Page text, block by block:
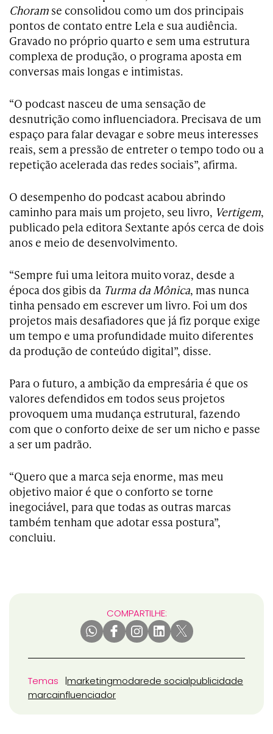
Choram se consolidou como um dos principais
pontos de contato entre Lela e sua audiência.
Gravado no próprio quarto e sem uma estrutura
complexa de produção, o programa aposta em
conversas mais longas e intimistas.
“O podcast nasceu de uma sensação de
desnutrição como influenciadora. Precisava de um
espaço para falar devagar e sobre meus interesses
reais, sem a pressão de entreter o tempo todo ou a
repetição acelerada das redes sociais”, afirma.
O desempenho do podcast acabou abrindo
caminho para mais um projeto, seu livro, Vertigem,
publicado pela editora Sextante após cerca de dois
anos e meio de desenvolvimento.
“Sempre fui uma leitora muito voraz, desde a
época dos gibis da Turma da Mônica, mas nunca
tinha pensado em escrever um livro. Foi um dos
projetos mais desafiadores que já fiz porque exige
um tempo e uma profundidade muito diferentes
da produção de conteúdo digital”, disse.
Para o futuro, a ambição da empresária é que os
valores defendidos em todos seus projetos
provoquem uma mudança estrutural, fazendo
com que o conforto deixe de ser um nicho e passe
a ser um padrão.
“Quero que a marca seja enorme, mas meu
objetivo maior é que o conforto se torne
inegociável, para que todas as outras marcas
também tenham que adotar essa postura”,
concluiu.
COMPARTILHE:
Temas marketingmodarede socialpublicidade
marcainfluenciador